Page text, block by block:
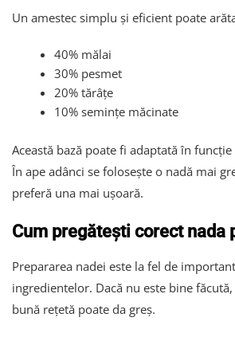
Un amestec simplu și eficient poate
40% mălai
30% pesmet
20% tărâțe
10% semințe măcinate
Această bază poate fi adaptată în
În ape adânci se folosește o nadă mai
preferă una mai ușoară.
Cum pregătești corect nada
Prepararea nadei este la fel de
ingredientelor. Dacă nu este bine
bună rețetă poate da greș.